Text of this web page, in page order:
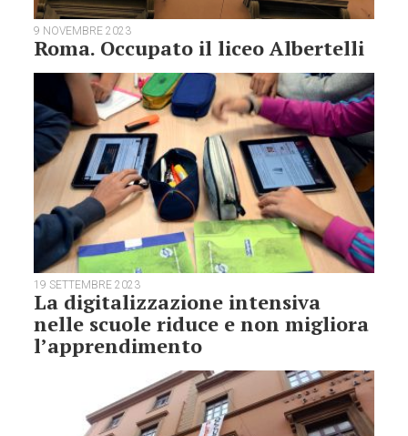
9 NOVEMBRE 2023
Roma. Occupato il liceo Albertelli
19 SETTEMBRE 2023
La digitalizzazione intensiva
nelle scuole riduce e non migliora
l’apprendimento